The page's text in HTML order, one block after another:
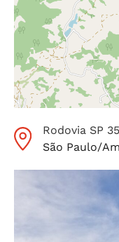
Rodovia SP
São Paulo/